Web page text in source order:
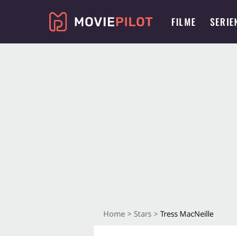
FILME
Home Stars Tress MacNeille